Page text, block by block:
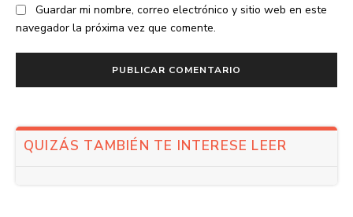
Guardar mi nombre, correo electrónico y sitio web en este
navegador la próxima vez que comente.
QUIZÁS TAMBIÉN TE INTERESE LEER